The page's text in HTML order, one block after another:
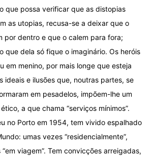
que possa verificar que as distopias
as utopias, recusa-se a deixar que o
por dentro e que o calem para fora;
que dela só fique o imaginário. Os heróis
em menino, por mais longe que esteja
ideais e ilusões que, noutras partes, se
em pesadelos, impõem-lhe um
a que chama “serviços mínimos”.
no Porto em 1954, tem vivido espalhado
umas vezes “residencialmente”,
“em viagem”. Tem convicções arreigadas,